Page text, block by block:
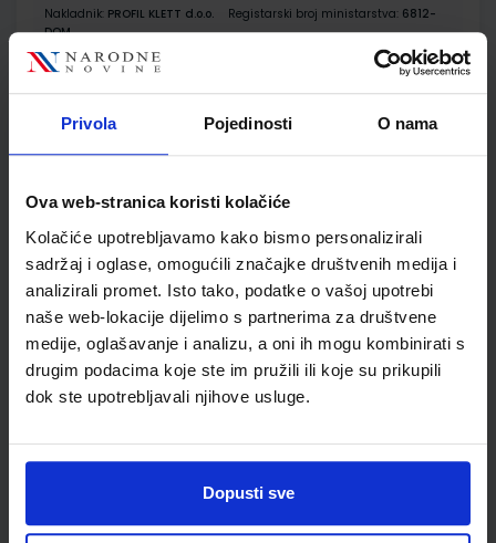
Privola Pojedinosti O nama
Ova web-stranica koristi kolačiće
Kolačiće upotrebljavamo kako bismo personalizirali
sadržaj i oglase, omogućili značajke društvenih medija i
analizirali promet. Isto tako, podatke o vašoj upotrebi
naše web-lokacije dijelimo s partnerima za društvene
medije, oglašavanje i analizu, a oni ih mogu kombinirati s
drugim podacima koje ste im pružili ili koje su prikupili
dok ste upotrebljavali njihove usluge.
Dopusti sve
Nakladnik: PROFIL KLETT d.o.o. Registarski broj ministarstva: 6812-
DOM
SKU: 567647
ŠIFRA OMOTA:
Udžbenik
FIZIKA OKO NAS 2; udžbenik fizike s dodatnim digitalnim
sadržajima u drugom razredu gimnazije
Autor(i):Paar Hrlec Sambolek Vadlja Rešetar
Nakladnik: ŠKOLSKA KNJIGA d.d. Registarski broj ministarstva:7009
SKU:567658 CIJENA:23,60 €
ŠIFRA OMOTA:
Udžbenik
razredu srednjih škola s četverogodišnjim programom fizike